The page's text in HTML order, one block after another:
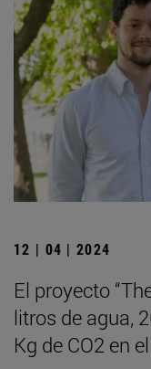
12 | 04 | 2024
El proyecto
litros de agua,
Kg de CO2 en